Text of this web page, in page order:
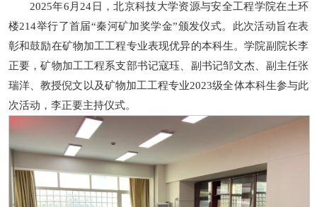
2025年6月24日，北京科技大学资源与安全工程学院在土环
楼214举行了首届“秦河矿加奖学金”颁发仪式。此次活动旨在表
彰和鼓励在矿物加工工程专业表现优异的本科生。学院副院长李
正要，矿物加工工程系支部书记寇珏、副书记邹文杰、副主任张
瑞洋、教授倪文 以及矿物加工工程专业2023级全体本科生参与此
次活动， 李正要主持仪式。